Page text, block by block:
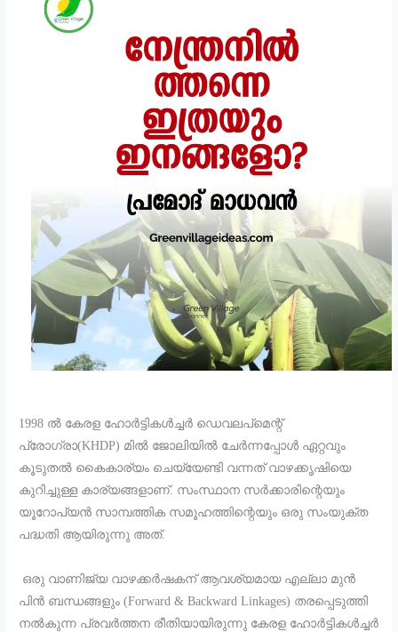
1998 ൽ കേരള ഹോർട്ടികൾച്ചർ ഡെവലപ്മെന്റ്
പ്രോഗ്രാ(KHDP) മിൽ ജോലിയിൽ ചേർന്നപ്പോൾ ഏറ്റവും
കൂടുതൽ കൈകാര്യം ചെയ്യേണ്ടി വന്നത് വാഴക്കൃഷിയെ
കുറിച്ചുള്ള കാര്യങ്ങളാണ്. സംസ്ഥാന സർക്കാരിന്റെയും
യൂറോപ്യൻ സാമ്പത്തിക സമൂഹത്തിന്റെയും ഒരു സംയുക്ത
പദ്ധതി ആയിരുന്നു അത്.
ഒരു വാണിജ്യ വാഴക്കർഷകന് ആവശ്യമായ എല്ലാ മുൻ
പിൻ ബന്ധങ്ങളും (Forward & Backward Linkages) തരപ്പെടുത്തി
നൽകുന്ന പ്രവർത്തന രീതിയായിരുന്നു കേരള ഹോർട്ടികൾച്ചർ